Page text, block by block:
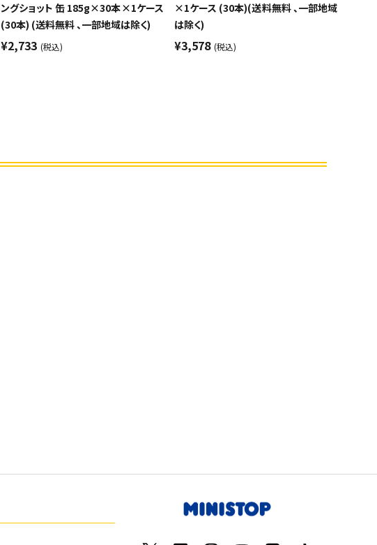
ングショット 缶 185g×30本×1ケース
(30本) (送料無料 、一部地域は除く)
¥2,733 (税込)
×1ケース (30本)(送料無料 、一部地域
は除く)
¥3,578 (税込)